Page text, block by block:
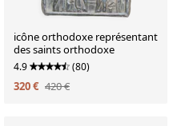
icône orthodoxe représentant
des saints orthodoxe
4.9 (80)
320 € 420 €